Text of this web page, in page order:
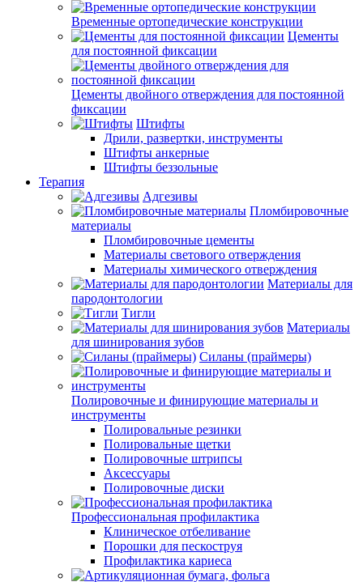
Временные ортопедические конструкции
Цементы
для постоянной фиксации
Цементы двойного отверждения для постоянной
фиксации
Штифты
Дрили, развертки, инструменты
Штифты анкерные
Штифты беззольные
Терапия
Адгезивы
Пломбировочные
материалы
Пломбировочные цементы
Материалы светового отверждения
Материалы химического отверждения
Материалы для
пародонтологии
Тигли
Материалы
для шинирования зубов
Силаны (праймеры)
Полировочные и финирующие материалы и
инструменты
Полировальные резинки
Полировальные щетки
Полировочные штрипсы
Аксессуары
Полировочные диски
Профессиональная профилактика
Клиническое отбеливание
Порошки для пескоструя
Профилактика кариеса